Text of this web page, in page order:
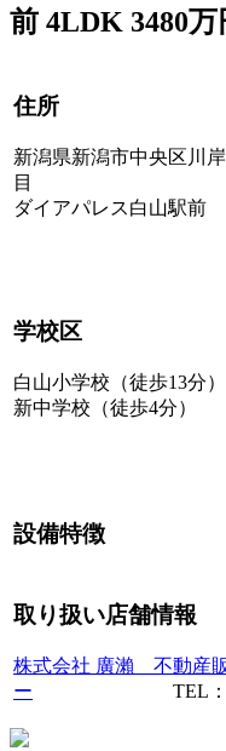
前 4LDK 3480万
住所
新潟県新潟市中央区川
目
ダイアパレス白山駅前
学校区
白山小学校（徒歩13分
新中学校（徒歩4分）
設備特徴
取り扱い店舗情報
株式会社 廣瀨 不動産
ー
TEL